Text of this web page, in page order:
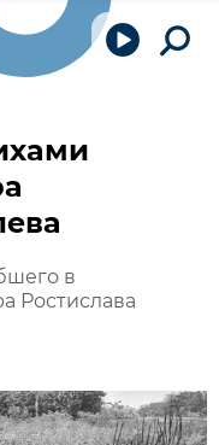
в
Ростислава